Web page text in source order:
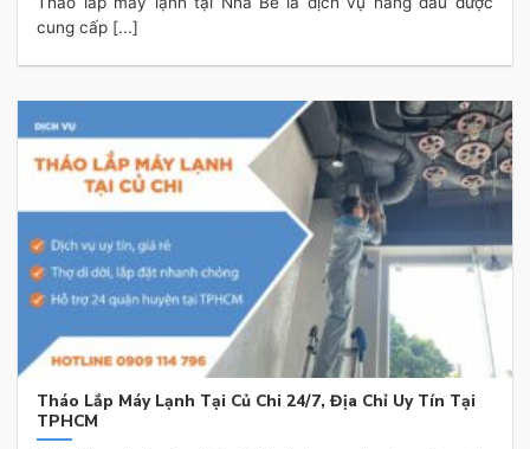
cung cấp [...]
Tháo Lắp Máy Lạnh Tại Củ Chi 24/7, Địa Chỉ Uy Tín Tại
TPHCM